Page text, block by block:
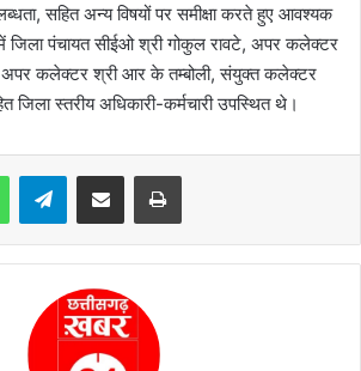
सहित अन्य विषयों पर समीक्षा करते हुए आवश्यक
जिला पंचायत सीईओ श्री गोकुल रावटे, अपर कलेक्टर
अपर कलेक्टर श्री आर के तम्बोली, संयुक्त कलेक्टर
जिला स्तरीय अधिकारी-कर्मचारी उपस्थित थे।
Telegram